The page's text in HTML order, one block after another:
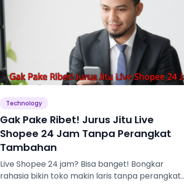
Technology
Gak Pake Ribet! Jurus Jitu Live
Shopee 24 Jam Tanpa Perangkat
Tambahan
Live Shopee 24 jam? Bisa banget! Bongkar
rahasia bikin toko makin laris tanpa perangkat